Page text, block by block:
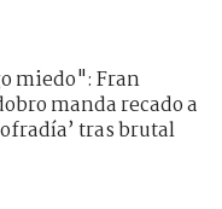
miedo": Fran
manda recado a
tras brutal